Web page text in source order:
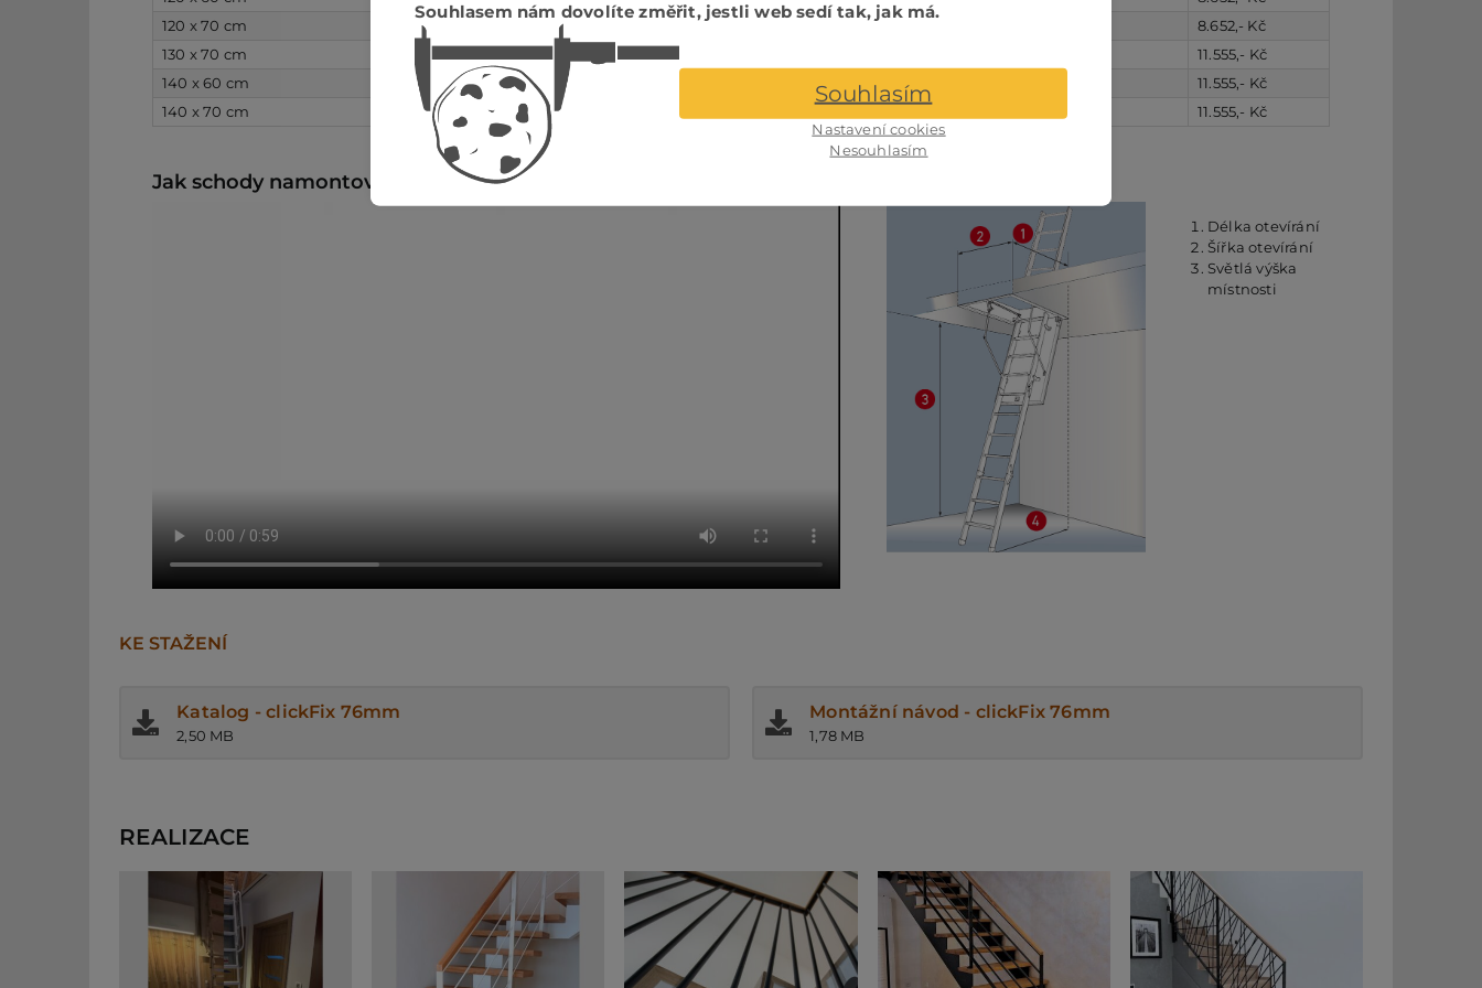
120 x 70 cm
117,5 x 67,6 mm do 262 cm
8.652,- Kč
130 x 70 cm
11.555,- Kč
140 x 60 cm
127,5 x 67,6 mm
11.555,- Kč
140 x 70 cm
137,5 x 57,6 mm 9.550,- Kč 11.555,- Kč
Jak schody namontovat
Délka otevírání
Šířka otevírání
Světlá výška
místnosti
KE STAŽENÍ
Katalog - clickFix 76mm
2,50 MB
Montážní návod - clickFix 76mm
1,78 MB
REALIZACE
Souhlasem nám dovolíte změřit, jestli web sedí tak, jak má.
Nastavení cookies
Nesouhlasím
Souhlasím